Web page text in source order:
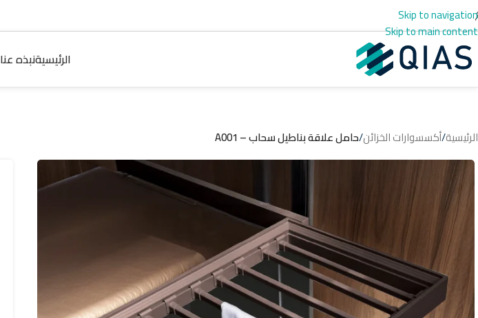
Skip to navigation
Skip to main content
الرئيسيةنبذه عنا
الرئيسية/أكسسوارات الخزائن/حامل علاقة بناطيل سحاب – A001